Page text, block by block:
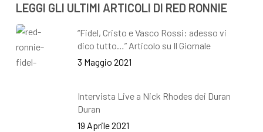
LEGGI GLI ULTIMI ARTICOLI DI RED RONNIE
“Fidel, Cristo e Vasco Rossi: adesso vi
dico tutto…” Articolo su Il Giornale
3 Maggio 2021
Intervista Live a Nick Rhodes dei Duran
Duran
19 Aprile 2021